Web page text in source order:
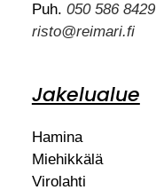
Puh. 050 586 8429
risto@reimari.fi
Jakelualue
Hamina
Miehikkälä
Virolahti